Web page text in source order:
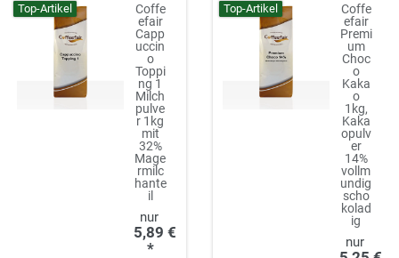
Top-Artikel
Coffe
efair
Capp
uccin
o
Toppi
ng 1
Milch
pulve
r 1kg
mit
32%
Mage
rmilc
hante
il
5,89 €
*
Top-Artikel
Coffe
efair
Premi
um
Choc
o
Kaka
o
1kg,
Kaka
opulv
er
14%
vollm
undig
scho
kolad
ig